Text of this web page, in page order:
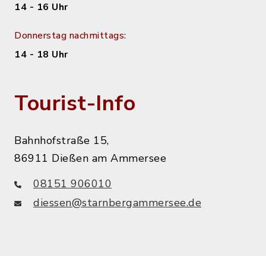
14 - 16 Uhr
Donnerstag nachmittags:
14 - 18 Uhr
Tourist-Info
Bahnhofstraße 15,
86911 Dießen am Ammersee
08151 906010
diessen@starnbergammersee.de